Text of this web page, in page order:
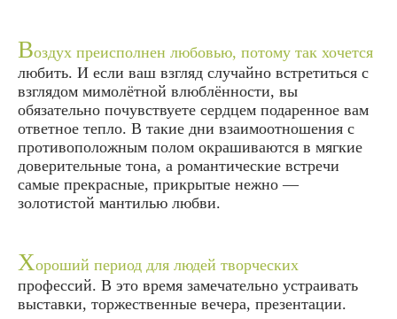
Воздух преисполнен любовью, потому так хочется
любить. И если ваш взгляд случайно встретиться с
взглядом мимолётной влюблённости, вы
обязательно почувствуете сердцем подаренное вам
ответное тепло. В такие дни взаимоотношения с
противоположным полом окрашиваются в мягкие
доверительные тона, а романтические встречи
самые прекрасные, прикрытые нежно —
золотистой мантилью любви.
Хороший период для людей творческих
профессий. В это время замечательно устраивать
выставки, торжественные вечера, презентации.